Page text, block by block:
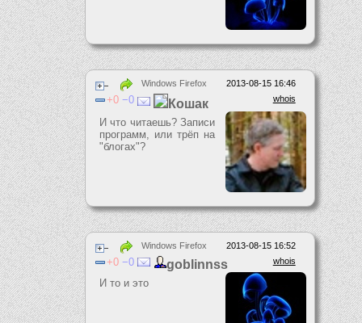
2013-08-15 16:46
Windows Firefox
whois
0 0 Кошак
И что читаешь? Записи
программ, или трёп на
"блогах"?
2013-08-15 16:52
Windows Firefox
whois
0 0 goblinnss
И то и это